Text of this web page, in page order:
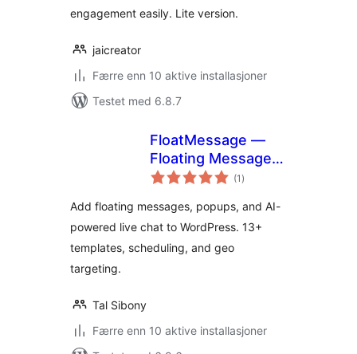
engagement easily. Lite version.
jaicreator
Færre enn 10 aktive installasjoner
Testet med 6.8.7
FloatMessage —
Floating Messages
& Live Chat (1 totale
vurderinger
)
Add floating messages, popups, and AI-
powered live chat to WordPress. 13+
templates, scheduling, and geo
targeting.
Tal Sibony
Færre enn 10 aktive installasjoner